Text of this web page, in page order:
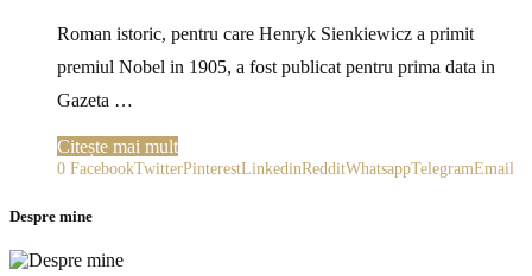
Roman istoric, pentru care Henryk Sienkiewicz a primit
premiul Nobel in 1905, a fost publicat pentru prima data in
Gazeta …
Citește mai mult
0 FacebookTwitterPinterestLinkedinRedditWhatsappTelegramEmail
Despre mine